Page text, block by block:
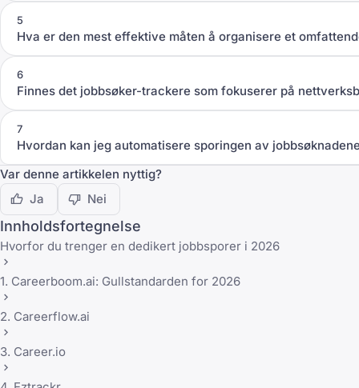
5
Hva er den mest effektive måten å organisere et
6
Finnes det jobbsøker-trackere som fokuserer på
7
Hvordan kan jeg automatisere sporingen av
Var denne artikkelen nyttig?
Ja
Nei
Innholdsfortegnelse
Hvorfor du trenger en dedikert jobbsporer i 2026
1. Careerboom.ai: Gullstandarden for 2026
2. Careerflow.ai
3. Career.io